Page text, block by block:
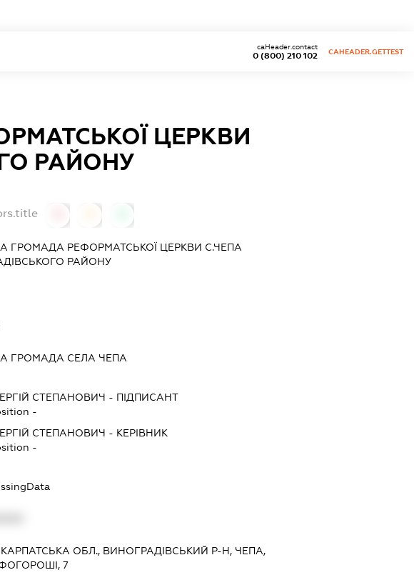
0 (800) 210 102
caHeader.contact
CAHEADER.GETTEST
ЦЕРКВИ
РАЙОНУ
ГРОМАДА РЕФОРМАТСЬКОЇ ЦЕРКВИ С.ЧЕПА
РАЙОНУ
ГРОМАДА СЕЛА ЧЕПА
СТЕПАНОВИЧ - ПІДПИСАНТ
-
СТЕПАНОВИЧ - КЕРІВНИК
-
ОБЛ., ВИНОГРАДІВСЬКИЙ Р-Н, ЧЕПА,
7